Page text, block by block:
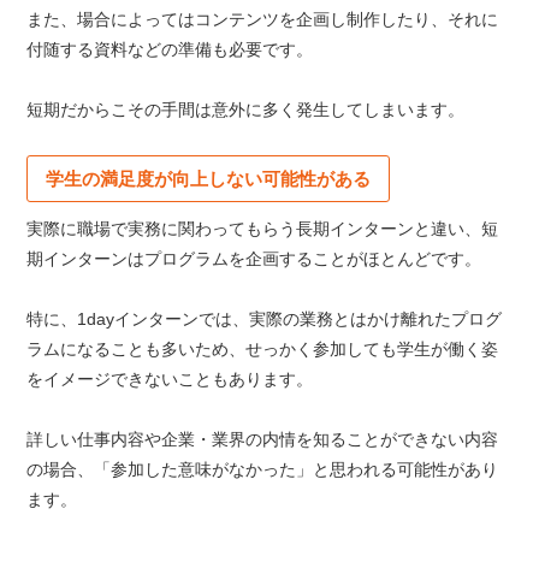
また、場合によってはコンテンツを企画し制作したり、それに
付随する資料などの準備も必要です。
短期だからこその手間は意外に多く発生してしまいます。
学生の満足度が向上しない可能性がある
実際に職場で実務に関わってもらう長期インターンと違い、短
期インターンはプログラムを企画することがほとんどです。
特に、1dayインターンでは、実際の業務とはかけ離れたプログ
ラムになることも多いため、せっかく参加しても学生が働く姿
をイメージできないこともあります。
詳しい仕事内容や企業・業界の内情を知ることができない内容
の場合、「参加した意味がなかった」と思われる可能性があり
ます。